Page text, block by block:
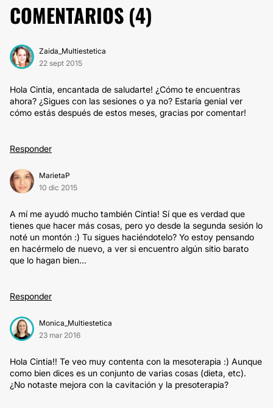
COMENTARIOS (4)
Zaida_Multiestetica
22 sept 2015
Hola Cintia, encantada de saludarte! ¿Cómo te encuentras
ahora? ¿Sigues con las sesiones o ya no? Estaría genial ver
cómo estás después de estos meses, gracias por comentar!
Responder
MarietaP
10 dic 2015
A mí me ayudó mucho también Cintia! Sí que es verdad que
tienes que hacer más cosas, pero yo desde la segunda sesión lo
noté un montón :) Tu sigues haciéndotelo? Yo estoy pensando
en hacérmelo de nuevo, a ver si encuentro algún sitio barato
que lo hagan bien...
Responder
Monica_Multiestetica
23 mar 2016
Hola Cintia!! Te veo muy contenta con la mesoterapia :) Aunque
como bien dices es un conjunto de varias cosas (dieta, etc).
¿No notaste mejora con la cavitación y la presoterapia?